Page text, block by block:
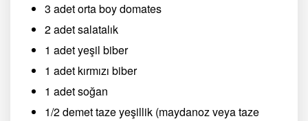
3 adet orta boy domates
2 adet salatalık
1 adet yeşil biber
1 adet kırmızı biber
1 adet soğan
1/2 demet taze yeşillik (maydanoz veya taze